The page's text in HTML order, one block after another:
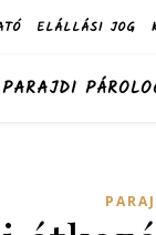
ELÁLLÁSI JOG
PARAJDI